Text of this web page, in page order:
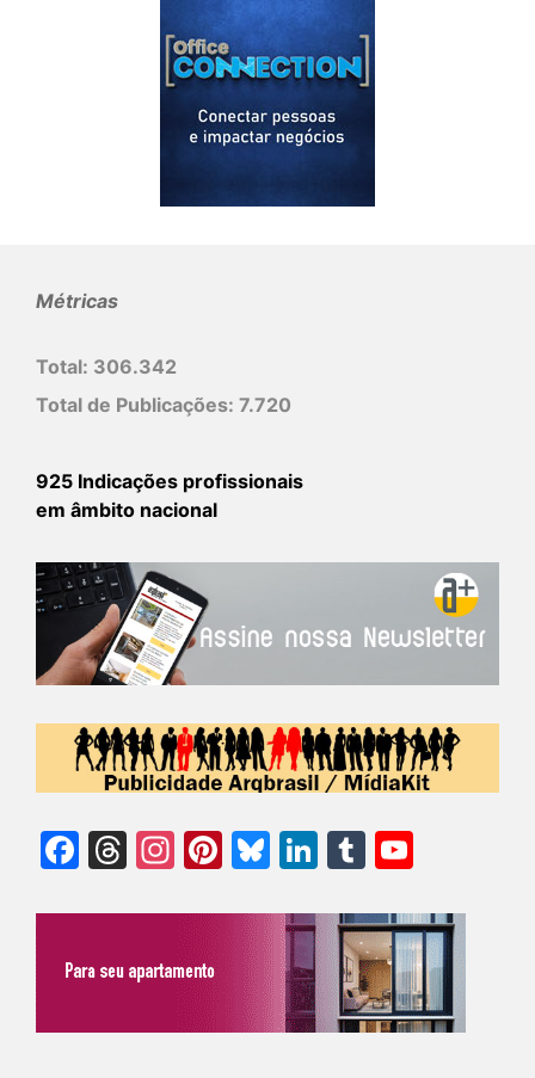
Métricas
Total: 306.342
Total de Publicações: 7.720
925 Indicações profissionais
em âmbito nacional
Facebook
Threads
Instagram
Pinterest
Bluesky
LinkedIn
Tumblr